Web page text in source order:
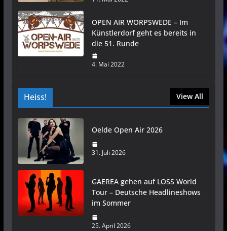
OPEN AIR WORPSWEDE – Im
Künstlerdorf geht es bereits in
die 51. Runde
4. Mai 2022
Heiss! View All
Oelde Open Air 2026
31. Juli 2026
GAEREA gehen auf LOSS World
Tour – Deutsche Headlineshows
im Sommer
25. April 2026